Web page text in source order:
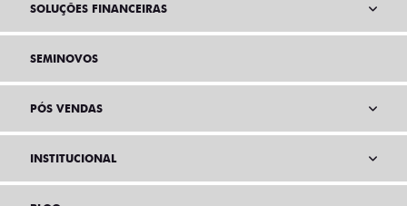
SOLUÇÕES FINANCEIRAS
SEMINOVOS
PÓS VENDAS
INSTITUCIONAL